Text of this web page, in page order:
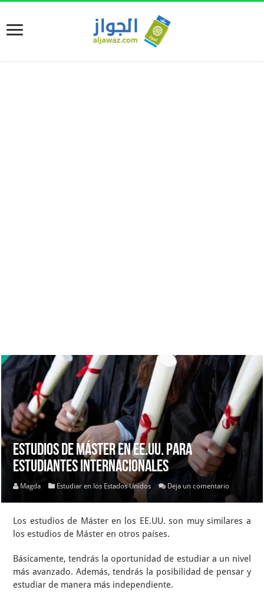
Estudios de Máster en EE.UU. para
Estudiantes Internacionales
Magda Estudiar en los Estados Unidos Deja un comentario
Los estudios de Máster en los EE.UU. son muy similares a
los estudios de Máster en otros países.
Básicamente, tendrás la oportunidad de estudiar a un nivel
más avanzado. Además, tendrás la posibilidad de pensar y
estudiar de manera más independiente.